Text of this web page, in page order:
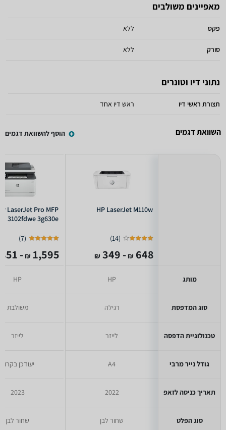
מאפיינים משולבים
פקס ללא
סורק ללא
נתוני דיו וטונרים
תצורת ראשי דיו ראש דיו אחד
השוואת דגמים הוסף להשוואת דגמים
מותג
סוג המדפסת
טכנולוגיית הדפסה
גודל נייר מרבי
תאריך כניסה לזאפ
סוג הפלט
HP LaserJet M110w
(
14
)
648
₪
- 349
₪
HP
רגילה
לייזר
A4
2022
שחור לבן
LaserJet Pro MFP
3102fdwe 3g630e
(
7
)
1,595
₪
- 851
HP
משולבת
לייזר
יעודכן בקרוב
2023
שחור לבן